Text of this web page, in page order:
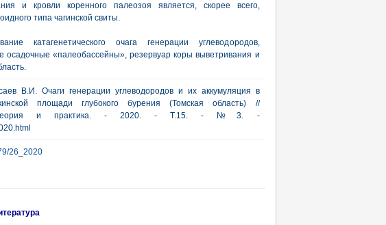
и кровли коренного палеозоя является, скорее всего,
типа чагинской свиты.
катагенетического очага генерации углеводородов,
осадочные «палеобассейны», резервуар коры выветривания и
В.И. Очаги генерации углеводородов и их аккумуляция в
площади глубокого бурения (Томская область) //
Теория и практика. - 2020. - Т.15. - №3. -
26_2020